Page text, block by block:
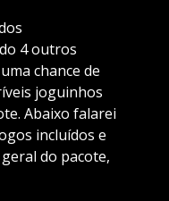
4 outros
chance de
joguinhos
Abaixo falarei
incluídos e
do pacote,